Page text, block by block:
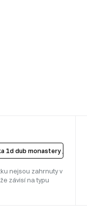
1d dub monastery / černý
nejsou zahrnuty v
závisí na typu